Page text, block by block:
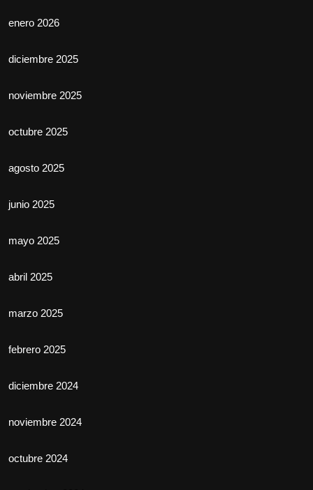
enero 2026
diciembre 2025
noviembre 2025
octubre 2025
agosto 2025
junio 2025
mayo 2025
abril 2025
marzo 2025
febrero 2025
diciembre 2024
noviembre 2024
octubre 2024